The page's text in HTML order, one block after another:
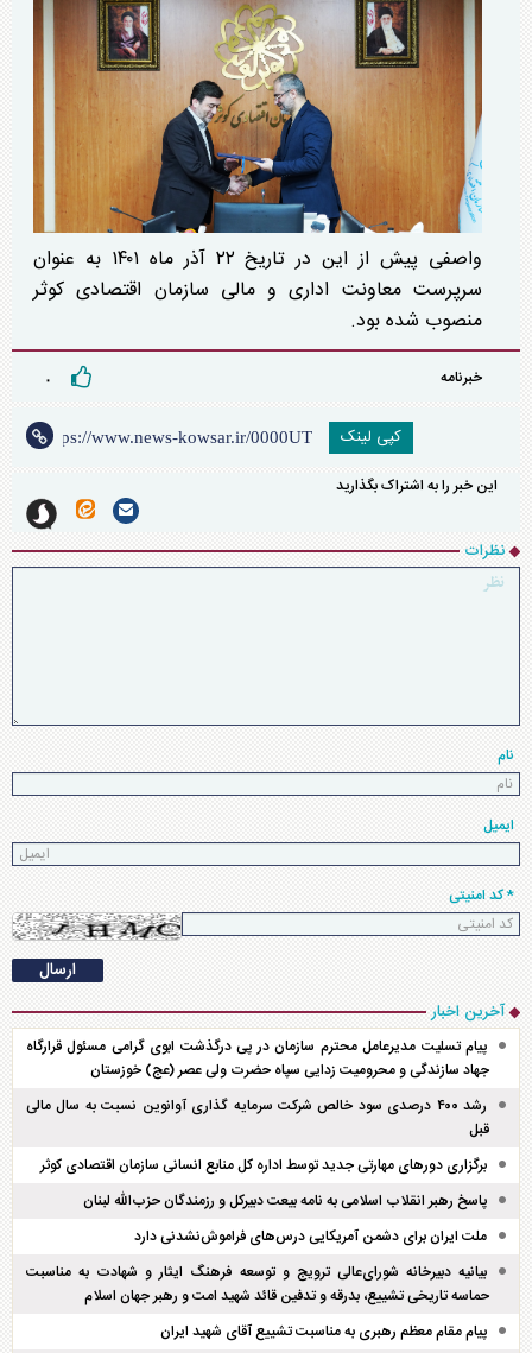
واصفی پیش از این در تاریخ ۲۲ آذر ماه ۱۴۰۱ به عنوان
سرپرست معاونت اداری و مالی سازمان اقتصادی کوثر
منصوب شده بود.
خبرنامه ۰
کپی لینک
این خبر را به اشتراک بگذارید
نظرات
نام
ایمیل
* کد امنیتی
آخرین اخبار
پیام تسلیت مدیرعامل محترم سازمان در پی درگذشت ابوی گرامی مسئول قرارگاه
جهاد سازندگی و محرومیت زدایی سپاه حضرت ولی عصر (عج) خوزستان
رشد ۴۰۰ درصدی سود خالص شرکت سرمایه گذاری آوانوین نسبت به سال مالی
قبل
برگزاری دور‌های مهارتی جدید توسط اداره کل منابع انسانی سازمان اقتصادی کوثر
پاسخ رهبر انقلاب اسلامی به نامه بیعت دبیرکل و رزمندگان حزب‌الله لبنان
ملت ایران برای دشمن آمریکایی درس‌های فراموش‌نشدنی دارد
بیانیه دبیرخانه شورای‌عالی ترویج و توسعه فرهنگ ایثار و شهادت به مناسبت
حماسه تاریخی تشییع، بدرقه و تدفین قائد شهید امت و رهبر جهان اسلام
پیام مقام معظم رهبری به مناسبت تشییع آقای شهید ایران